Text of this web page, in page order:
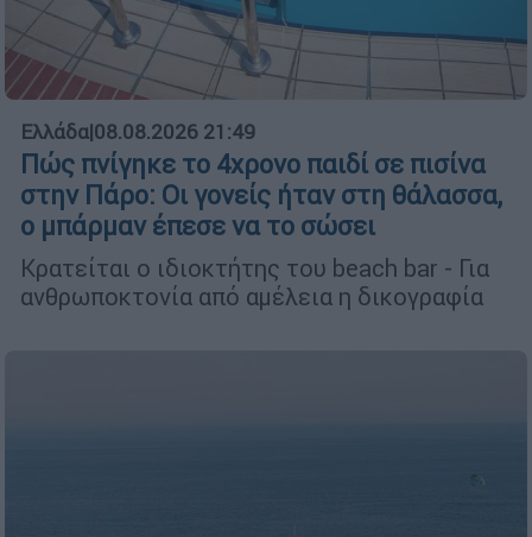
Ελλάδα|08.08.2026 21:49
Πώς πνίγηκε το 4χρονο παιδί σε πισίνα
στην Πάρο: Οι γονείς ήταν στη θάλασσα,
ο μπάρμαν έπεσε να το σώσει
Κρατείται ο ιδιοκτήτης του beach bar - Για
ανθρωποκτονία από αμέλεια η δικογραφία